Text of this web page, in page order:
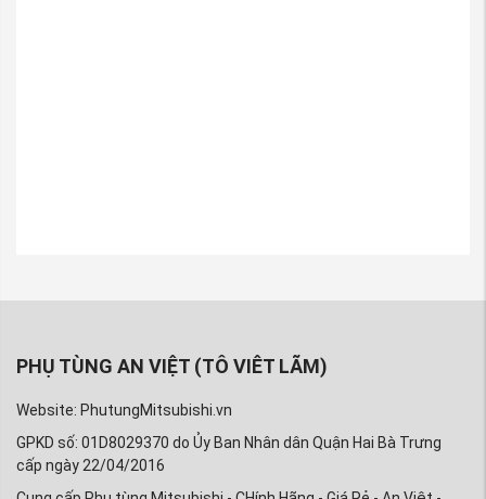
universal lắp không khớp.
- Chất liệu tốt – Nhựa ABS dày, bọc da may tỉ mỉ.
- Màu sắc phù hợp nội thất – Thường chọn màu
đen hoặc be.
PHỤ TÙNG AN VIỆT (TÔ VIÊT LÃM)
Website: PhutungMitsubishi.vn
GPKD số: 01D8029370 do Ủy Ban Nhân dân Quận Hai Bà Trưng
cấp ngày 22/04/2016